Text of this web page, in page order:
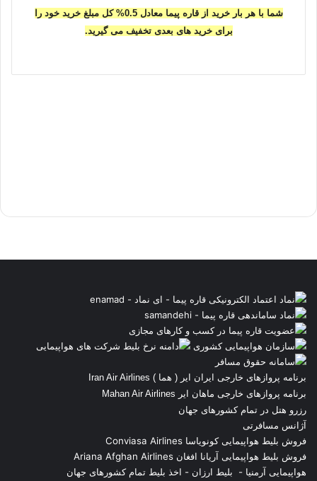
شما با هر بار خرید از قاره پیما معادل 0.5% کل مبلغ خرید خود را
برای خرید های بعدی تخفیف می گیرید.
برنامه پروازهای خارجی ایران ایر ( هما ) Iran Air Airlines
برنامه پروازهای خارجی ماهان ایر Mahan Air Airlines
رزرو هتل در تمام کشورهای جهان
آژانس مسافرتی
فروش بلیط هواپیمایی کونویاسا Conviasa Airlines
فروش بلیط هواپیمایی آریانا افغان Ariana Afghan Airlines
هواپیمایی آرمنیا - بلیط ارزان - اخذ بلیط تمام کشورهای جهان